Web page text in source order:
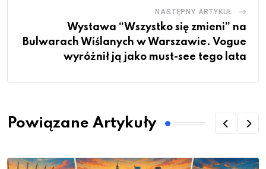
NASTĘPNY ARTYKUŁ
Wystawa “Wszystko się zmieni” na
Bulwarach Wiślanych w Warszawie. Vogue
wyróżnił ją jako must-see tego lata
Powiązane Artykuły